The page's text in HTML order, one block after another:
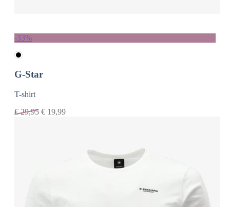
-33%
G-Star
T-shirt
€29,95 € 19,99